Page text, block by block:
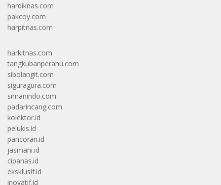
hardiknas.com
pakcoy.com
harpitnas.com
harkitnas.com
tangkubanperahu.com
sibolangit.com
siguragura.com
simanindo.com
padarincang.com
kolektor.id
pelukis.id
pancoran.id
jasmani.id
cipanas.id
eksklusif.id
inovatif.id